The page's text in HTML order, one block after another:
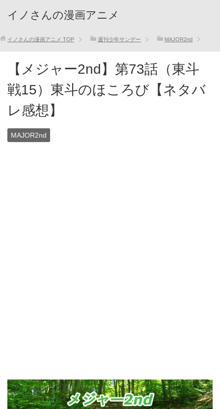
イノさんの漫画アニメ
イノさんの漫画アニメ TOP 週刊少年サンデー MAJOR2nd
【メジャー2nd】第73話（東斗
戦15）東斗のほころび【ネタバ
レ感想】
MAJOR2nd